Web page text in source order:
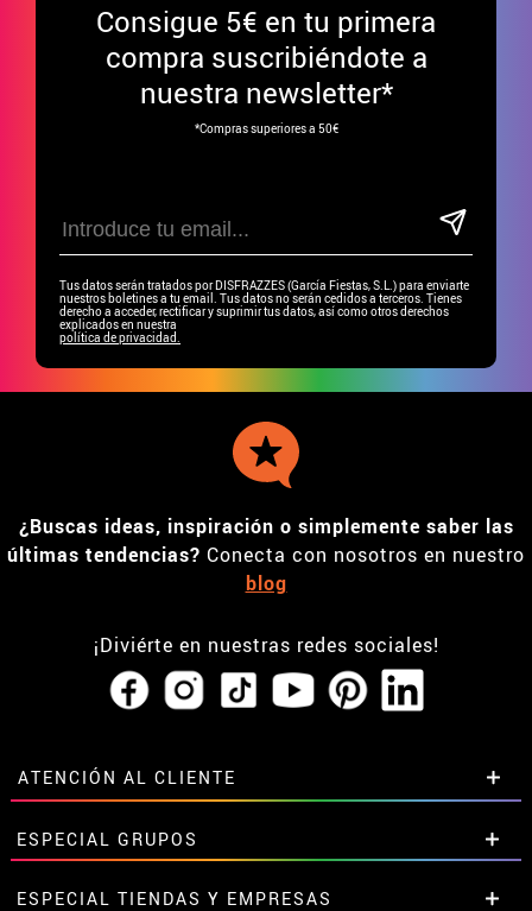
Consigue 5€ en tu primera
compra suscribiéndote a
nuestra newsletter*
*Compras superiores a 50€
Tus datos serán tratados por DISFRAZZES (García Fiestas, S.L.) para enviarte
nuestros boletines a tu email. Tus datos no serán cedidos a terceros. Tienes
derecho a acceder, rectificar y suprimir tus datos, así como otros derechos
explicados en nuestra
política de privacidad.
¿Buscas ideas, inspiración o simplemente saber las
últimas tendencias? Conecta con nosotros en nuestro
blog
¡Diviérte en nuestras redes sociales!
ATENCIÓN AL CLIENTE
• Horario tienda IBI
•Descuento estudiantes
• Sobre nosotros
ESPECIAL GRUPOS
Descuentos especiales para grupos.
ESPECIAL TIENDAS Y EMPRESAS